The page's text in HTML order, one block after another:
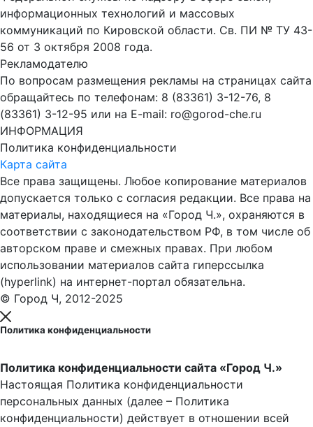
информационных технологий и массовых
коммуникаций по Кировской области. Св. ПИ № ТУ 43-
56 от 3 октября 2008 года.
Рекламодателю
По вопросам размещения рекламы на страницах сайта
обращайтесь по телефонам: 8 (83361) 3-12-76, 8
(83361) 3-12-95 или на E-mail: ro@gorod-che.ru
ИНФОРМАЦИЯ
Политика конфиденциальности
Карта сайта
Все права защищены. Любое копирование материалов
допускается только с согласия редакции. Все права на
материалы, находящиеся на «Город Ч.», охраняются в
соответствии с законодательством РФ, в том числе об
авторском праве и смежных правах. При любом
использовании материалов сайта гиперссылка
(hyperlink) на интернет-портал обязательна.
© Город Ч, 2012-2025
Политика конфиденциальности
Политика конфиденциальности сайта «Город Ч.»
Настоящая Политика конфиденциальности
персональных данных (далее – Политика
конфиденциальности) действует в отношении всей